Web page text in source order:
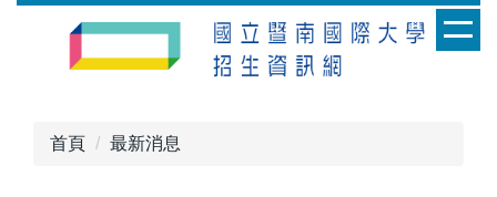
首頁 最新消息